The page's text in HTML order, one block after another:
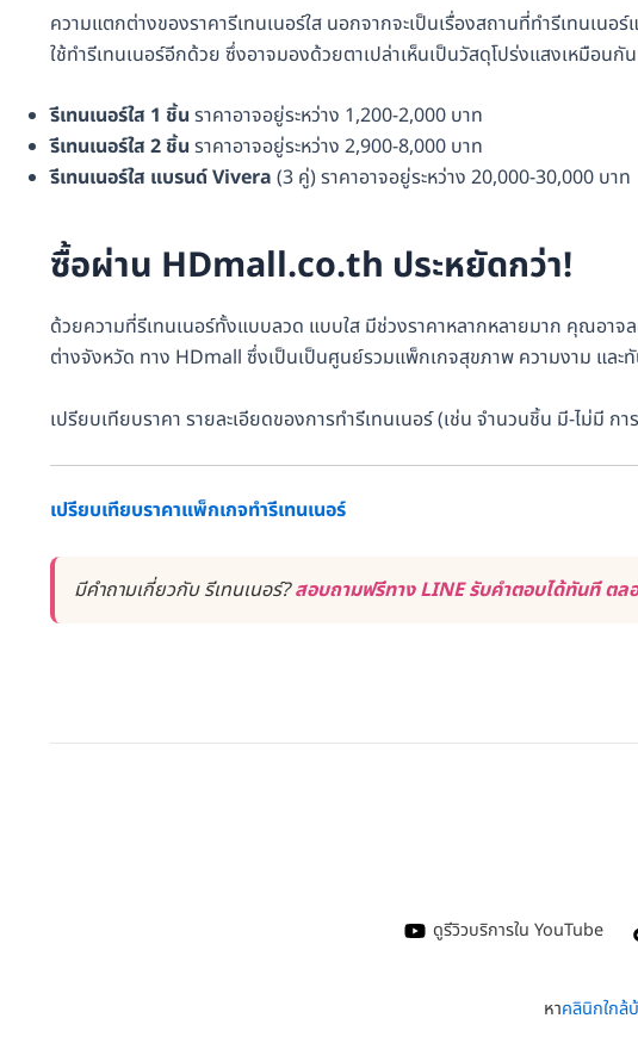
ความแตกต่างของราคารีเทนเนอร์ใส นอกจากจะเป็นเรื่องสถานที่ทำรีเทนเน
ใช้ทำรีเทนเนอร์อีกด้วย ซึ่งอาจมองด้วยตาเปล่าเห็นเป็นวัสดุโปร่งแสงเหมือน
รีเทนเนอร์ใส 1 ชิ้น ราคาอาจอยู่ระหว่าง 1,200-2,000 บาท
รีเทนเนอร์ใส 2 ชิ้น ราคาอาจอยู่ระหว่าง 2,900-8,000 บาท
รีเทนเนอร์ใส แบรนด์ Vivera (3 คู่) ราคาอาจอยู่ระหว่าง 20,000-30,000 บาท
ซื้อผ่าน HDmall.co.th ประหยัดกว่า!
ด้วยความที่รีเทนเนอร์ทั้งแบบลวด แบบใส มีช่วงราคาหลากหลายมาก คุณอาจ
ต่างจังหวัด ทาง HDmall ซึ่งเป็นเป็นศูนย์รวมแพ็กเกจสุขภาพ ความงาม และ
เปรียบเทียบราคา รายละเอียดของการทำรีเทนเนอร์ (เช่น จำนวนชิ้น มี-ไม่มี
เปรียบเทียบราคาแพ็กเกจทำรีเทนเนอร์
มีคำถามเกี่ยวกับ รีเทนเนอร์?สอบถามฟรีทาง LINE รับคำตอบได้ทันที ตล
ดูรีวิวบริการใน YouTube
หาคลินิกใกล้